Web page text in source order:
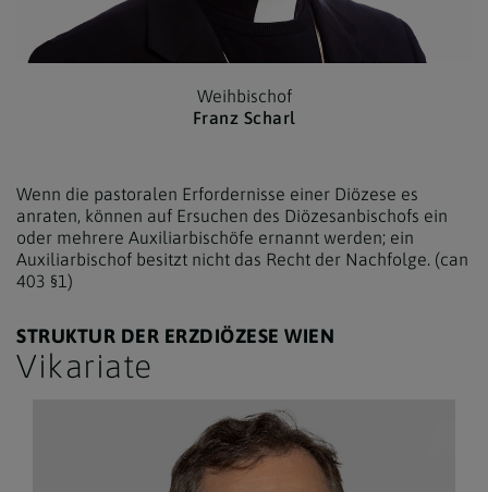
Weihbischof
Franz Scharl
Wenn die pastoralen Erfordernisse einer Diözese es
anraten, können auf Ersuchen des Diözesanbischofs ein
oder mehrere Auxiliarbischöfe ernannt werden; ein
Auxiliarbischof besitzt nicht das Recht der Nachfolge. (can
403 §1)
STRUKTUR DER ERZDIÖZESE WIEN
Vikariate